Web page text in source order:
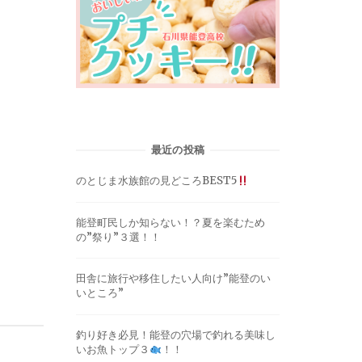
最近の投稿
のとじま水族館の見どころBEST5
能登町民しか知らない！？夏を楽むため
の”祭り”３選！！
田舎に旅行や移住したい人向け”能登のい
いところ”
釣り好き必見！能登の穴場で釣れる美味し
いお魚トップ３
！！